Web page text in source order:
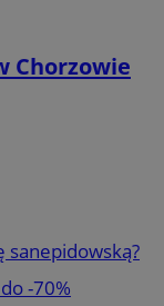
Chorzowie
sanepidowską?
-70%